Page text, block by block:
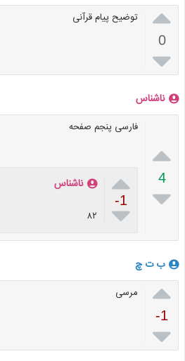

0

توضیح پیام قرآنی
ناشناس

4

فارسی پنجم صفحه

-1

ناشناس
۸۲
ب ت چ

-1

مرسی